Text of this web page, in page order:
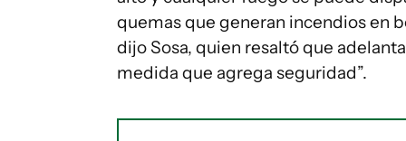
quemas que generan incendios en
dijo Sosa, quien resaltó que
medida que agrega seguridad”.